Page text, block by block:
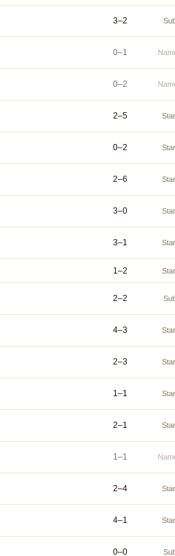
3–2
0–1
0–2
2–5
0–2
2–6
3–0
3–1
1–2
2–2
4–3
2–3
1–1
2–1
1–1
2–4
4–1
0–0